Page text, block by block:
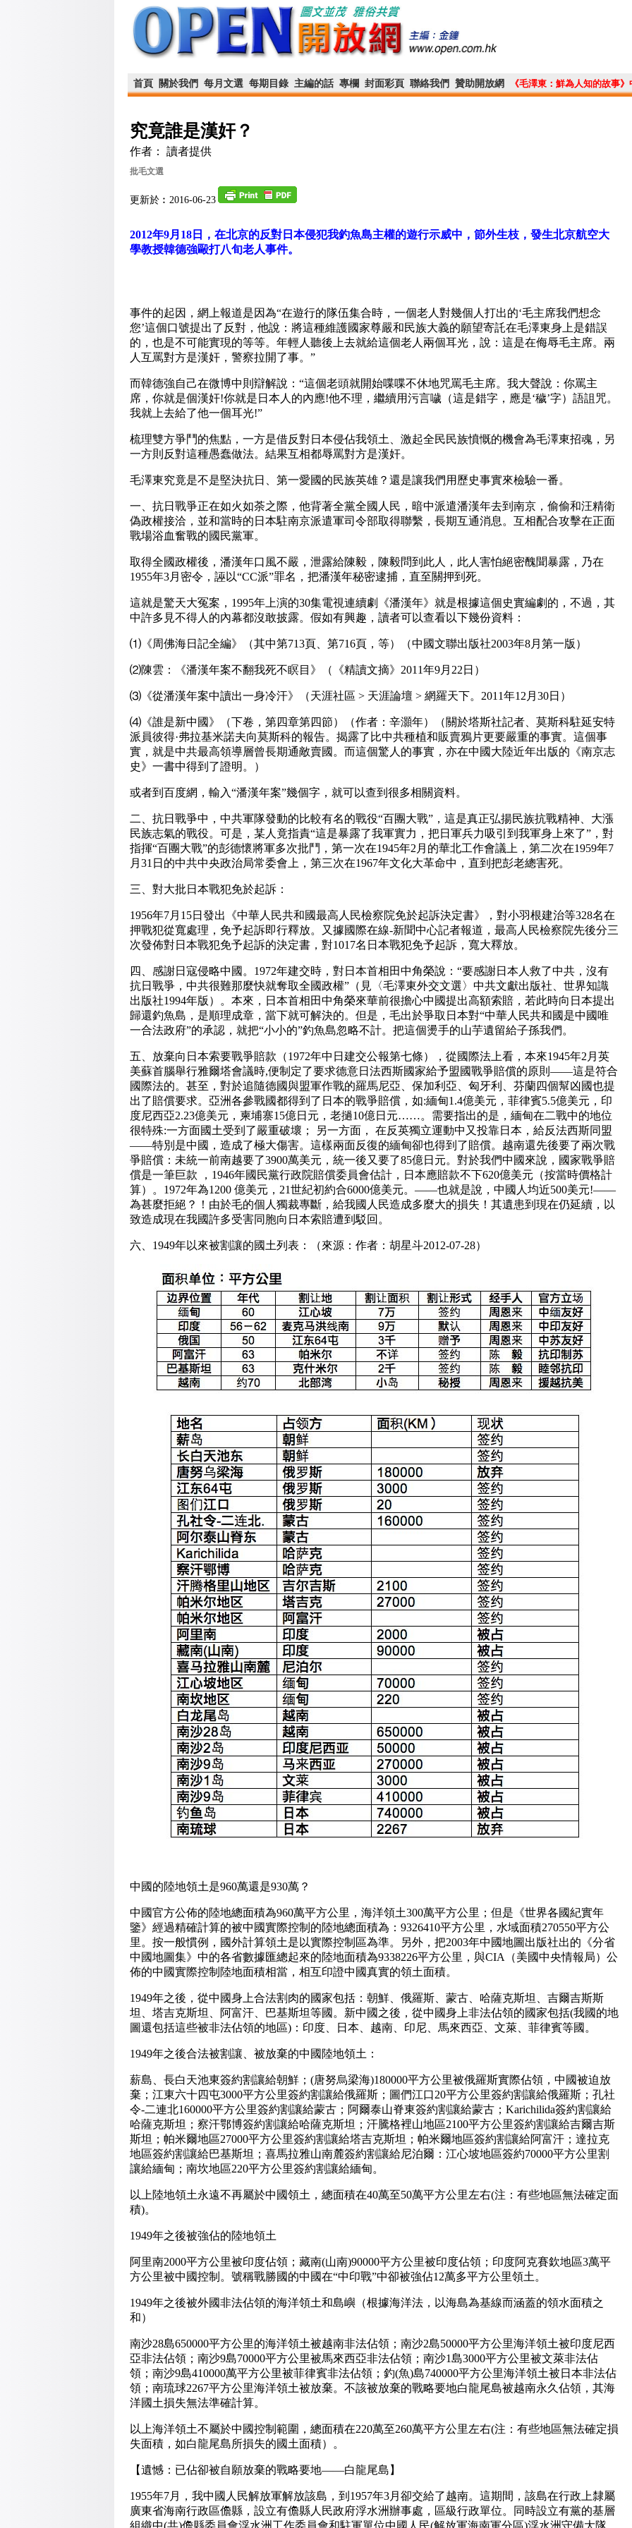
首頁 關於我們 每月文選 每期目錄 主編的話 專欄 封面彩頁 聯絡我們 贊助開放網 《毛澤東：鮮為人知的故事
究竟誰是漢奸？
作者： 讀者提供
批毛文選
更新於︰2016-06-23
2012年9月18日，在北京的反對日本侵犯我釣魚島主權的遊行示威中，節外生枝，發生北京航空大
學教授韓德強毆打八旬老人事件。
事件的起因，網上報道是因為“在遊行的隊伍集合時，一個老人對幾個人打出的‘毛主席我們想念
您’這個口號提出了反對，他說：將這種維護國家尊嚴和民族大義的願望寄託在毛澤東身上是錯誤
的，也是不可能實現的等等。年輕人聽後上去就給這個老人兩個耳光，說：這是在侮辱毛主席。兩
人互罵對方是漢奸，警察拉開了事。”
而韓德強自己在微博中則辯解說：“這個老頭就開始喋喋不休地咒罵毛主席。我大聲說：你罵主
席，你就是個漢奸!你就是日本人的內應!他不理，繼續用污言噦（這是錯字，應是‘穢’字）語詛咒。
我就上去給了他一個耳光!”
梳理雙方爭鬥的焦點，一方是借反對日本侵佔我領土、激起全民民族憤慨的機會為毛澤東招魂，另
一方則反對這種愚蠢做法。結果互相都辱罵對方是漢奸。
毛澤東究竟是不是堅決抗日、第一愛國的民族英雄？還是讓我們用歷史事實來檢驗一番。
一、抗日戰爭正在如火如荼之際，他背著全黨全國人民，暗中派遣潘漢年去到南京，偷偷和汪精衛
偽政權接洽，並和當時的日本駐南京派遣軍司令部取得聯繫，長期互通消息。互相配合攻擊在正面
戰場浴血奮戰的國民黨軍。
取得全國政權後，潘漢年口風不嚴，泄露給陳毅，陳毅問到此人，此人害怕絕密醜聞暴露，乃在
1955年3月密令，誣以“CC派”罪名，把潘漢年秘密逮捕，直至關押到死。
這就是驚天大冤案，1995年上演的30集電視連續劇《潘漢年》就是根據這個史實編劇的，不過，其
中許多見不得人的內幕都沒敢披露。假如有興趣，讀者可以查看以下幾份資料：
⑴《周佛海日記全編》（其中第713頁、第716頁，等）（中國文聯出版社2003年8月第一版）
⑵陳雲：《潘漢年案不翻我死不瞑目》（《精讀文摘》2011年9月22日）
⑶《從潘漢年案中讀出一身冷汗》（天涯社區 > 天涯論壇 > 網羅天下。2011年12月30日）
⑷《誰是新中國》（下卷，第四章第四節）（作者：辛灝年）（關於塔斯社記者、莫斯科駐延安特
派員彼得·弗拉基米諾夫向莫斯科的報告。揭露了比中共種植和販賣鴉片更要嚴重的事實。這個事
實，就是中共最高領導層曾長期通敵賣國。而這個驚人的事實，亦在中國大陸近年出版的《南京志
史》一書中得到了證明。）
或者到百度網，輸入“潘漢年案”幾個字，就可以查到很多相關資料。
二、抗日戰爭中，中共軍隊發動的比較有名的戰役“百團大戰”，這是真正弘揚民族抗戰精神、大漲
民族志氣的戰役。可是，某人竟指責“這是暴露了我軍實力，把日軍兵力吸引到我軍身上來了”，對
指揮“百團大戰”的彭德懷將軍多次批鬥，第一次在1945年2月的華北工作會議上，第二次在1959年7
月31日的中共中央政治局常委會上，第三次在1967年文化大革命中，直到把彭老總害死。
三、對大批日本戰犯免於起訴：
1956年7月15日發出《中華人民共和國最高人民檢察院免於起訴決定書》，對小羽根建治等328名在
押戰犯從寬處理，免予起訴即行釋放。又據國際在線-新聞中心記者報道，最高人民檢察院先後分三
次發佈對日本戰犯免予起訴的決定書，對1017名日本戰犯免予起訴，寬大釋放。
四、感謝日寇侵略中國。1972年建交時，對日本首相田中角榮說：“要感謝日本人救了中共，沒有
抗日戰爭，中共很難那麼快就奪取全國政權”（見〈毛澤東外交文選〉中共文獻出版社、世界知識
出版社1994年版）。本來，日本首相田中角榮來華前很擔心中國提出高額索賠，若此時向日本提出
歸還釣魚島，是順理成章，當下就可解決的。但是，毛出於爭取日本對“中華人民共和國是中國唯
一合法政府”的承認，就把“小小的”釣魚島忽略不計。把這個燙手的山芋遺留給子孫我們。
五、放棄向日本索要戰爭賠款（1972年中日建交公報第七條），從國際法上看，本來1945年2月英
美蘇首腦舉行雅爾塔會議時,便制定了要求德意日法西斯國家給予盟國戰爭賠償的原則——這是符合
國際法的。甚至，對於追隨德國與盟軍作戰的羅馬尼亞、保加利亞、匈牙利、芬蘭四個幫凶國也提
出了賠償要求。亞洲各參戰國都得到了日本的戰爭賠償，如:緬甸1.4億美元，菲律賓5.5億美元，印
度尼西亞2.23億美元，柬埔寨15億日元，老撾10億日元……。需要指出的是，緬甸在二戰中的地位
很特殊:一方面國土受到了嚴重破壞； 另一方面， 在反英獨立運動中又投靠日本，給反法西斯同盟
——特別是中國，造成了極大傷害。這樣兩面反復的緬甸卻也得到了賠償。越南還先後要了兩次戰
爭賠償：未統一前南越要了3900萬美元，統一後又要了85億日元。對於我們中國來說，國家戰爭賠
償是一筆巨款 ，1946年國民黨行政院賠償委員會估計，日本應賠款不下620億美元（按當時價格計
算）。1972年為1200 億美元，21世紀初約合6000億美元。——也就是說，中國人均近500美元!——
為甚麼拒絕？！由於毛的個人獨裁專斷，給我國人民造成多麼大的損失！其遺患到現在仍延續，以
致造成現在我國許多受害同胞向日本索賠遭到駁回。
六、1949年以來被割讓的國土列表：（來源：作者：胡星斗2012-07-28）
中國的陸地領土是960萬還是930萬？
中國官方公佈的陸地總面積為960萬平方公里，海洋領土300萬平方公里；但是《世界各國紀實年
鑒》經過精確計算的被中國實際控制的陸地總面積為：9326410平方公里，水域面積270550平方公
里。按一般慣例，國外計算領土是以實際控制區為準。另外，把2003年中國地圖出版社出的《分省
中國地圖集》中的各省數據匯總起來的陸地面積為9338226平方公里，與CIA（美國中央情報局）公
佈的中國實際控制陸地面積相當，相互印證中國真實的領土面積。
1949年之後，從中國身上合法割肉的國家包括：朝鮮、俄羅斯、蒙古、哈薩克斯坦、吉爾吉斯斯
坦、塔吉克斯坦、阿富汗、巴基斯坦等國。新中國之後，從中國身上非法佔領的國家包括(我國的地
圖還包括這些被非法佔領的地區)：印度、日本、越南、印尼、馬來西亞、文萊、菲律賓等國。
1949年之後合法被割讓、被放棄的中國陸地領土：
薪島、長白天池東簽約割讓給朝鮮；(唐努烏梁海)180000平方公里被俄羅斯實際佔領，中國被迫放
棄；江東六十四屯3000平方公里簽約割讓給俄羅斯；圖們江口20平方公里簽約割讓給俄羅斯；孔社
令-二連北160000平方公里簽約割讓給蒙古；阿爾泰山脊東簽約割讓給蒙古；Karichilida簽約割讓給
哈薩克斯坦；察汗鄂博簽約割讓給哈薩克斯坦；汗騰格裡山地區2100平方公里簽約割讓給吉爾吉斯
斯坦；帕米爾地區27000平方公里簽約割讓給塔吉克斯坦；帕米爾地區簽約割讓給阿富汗；達拉克
地區簽約割讓給巴基斯坦；喜馬拉雅山南麓簽約割讓給尼泊爾：江心坡地區簽約70000平方公里割
讓給緬甸；南坎地區220平方公里簽約割讓給緬甸。
以上陸地領土永遠不再屬於中國領土，總面積在40萬至50萬平方公里左右(注：有些地區無法確定面
積)。
1949年之後被強佔的陸地領土
阿里南2000平方公里被印度佔領；藏南(山南)90000平方公里被印度佔領；印度阿克賽欽地區3萬平
方公里被中國控制。號稱戰勝國的中國在“中印戰”中卻被強佔12萬多平方公里領土。
1949年之後被外國非法佔領的海洋領土和島嶼（根據海洋法，以海島為基線而涵蓋的領水面積之
和）
南沙28島650000平方公里的海洋領土被越南非法佔領；南沙2島50000平方公里海洋領土被印度尼西
亞非法佔領；南沙9島70000平方公里被馬來西亞非法佔領；南沙1島3000平方公里被文萊非法佔
領；南沙9島410000萬平方公里被菲律賓非法佔領；釣(魚)島740000平方公里海洋領土被日本非法佔
領；南琉球2267平方公里海洋領土被放棄。不該被放棄的戰略要地白龍尾島被越南永久佔領，其海
洋國土損失無法準確計算。
以上海洋領土不屬於中國控制範圍，總面積在220萬至260萬平方公里左右(注：有些地區無法確定損
失面積，如白龍尾島所損失的國土面積）。
【遺憾：已佔卻被自願放棄的戰略要地——白龍尾島】
1955年7月，我中國人民解放軍解放該島，到1957年3月卻交給了越南。這期間，該島在行政上隸屬
廣東省海南行政區儋縣，設立有儋縣人民政府浮水洲辦事處，區級行政單位。同時設立有黨的基層
組織中(共)儋縣委員會浮水洲工作委員會和駐軍單位中國人民(解放軍海南軍分區)浮水洲守備大隊。